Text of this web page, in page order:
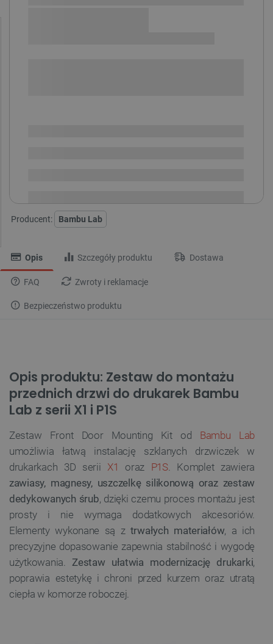
Producent: Bambu Lab
Opis Szczegóły produktu Dostawa
FAQ Zwroty i reklamacje
Bezpieczeństwo produktu
Opis produktu: Zestaw do montażu
przednich drzwi do drukarek Bambu
Lab z serii X1 i P1S
Zestaw Front Door Mounting Kit od Bambu Lab
umożliwia łatwą instalację szklanych drzwiczek w
drukarkach 3D serii X1 oraz P1S. Komplet zawiera
zawiasy, magnesy, uszczelkę silikonową oraz zestaw
dedykowanych śrub, dzięki czemu proces montażu jest
prosty i nie wymaga dodatkowych akcesoriów.
Elementy wykonane są z trwałych materiałów, a ich
precyzyjne dopasowanie zapewnia stabilność i wygodę
użytkowania. Zestaw ułatwia modernizację drukarki,
poprawia estetykę i chroni przed kurzem oraz utratą
ciepła w komorze roboczej.